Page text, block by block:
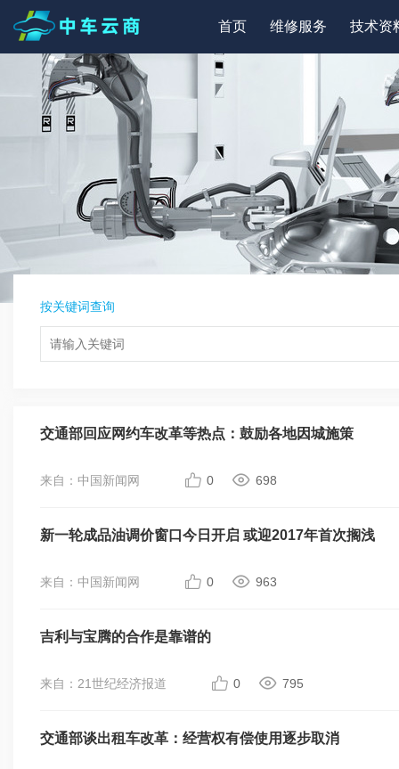
首页 维修服务 技术资
按关键词查询
交通部回应网约车改革等热点：鼓励各地因城施策
来自：中国新闻网 0 698
新一轮成品油调价窗口今日开启 或迎2017年首次搁浅
来自：中国新闻网 0 963
吉利与宝腾的合作是靠谱的
来自：21世纪经济报道 0 795
交通部谈出租车改革：经营权有偿使用逐步取消